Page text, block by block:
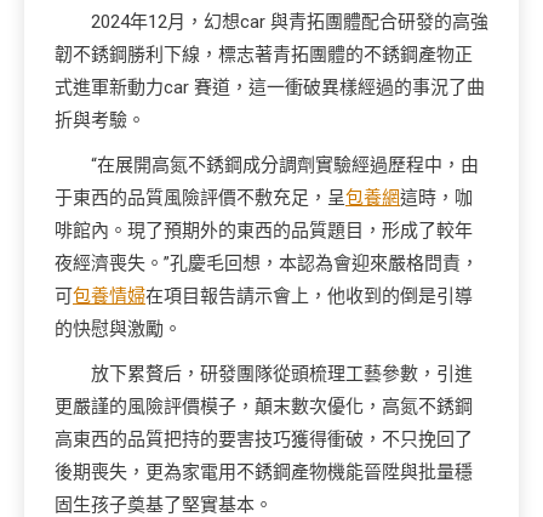
2024年12月，幻想car 與青拓團體配合研發的高強
韌不銹鋼勝利下線，標志著青拓團體的不銹鋼產物正
式進軍新動力car 賽道，這一衝破異樣經過的事況了曲
折與考驗。
“在展開高氮不銹鋼成分調劑實驗經過歷程中，由
于東西的品質風險評價不敷充足，呈包養網這時，咖
啡館內。現了預期外的東西的品質題目，形成了較年
夜經濟喪失。”孔慶毛回想，本認為會迎來嚴格問責，
可包養情婦在項目報告請示會上，他收到的倒是引導
的快慰與激勵。
放下累贅后，研發團隊從頭梳理工藝參數，引進
更嚴謹的風險評價模子，顛末數次優化，高氮不銹鋼
高東西的品質把持的要害技巧獲得衝破，不只挽回了
後期喪失，更為家電用不銹鋼產物機能晉陞與批量穩
固生孩子奠基了堅實基本。